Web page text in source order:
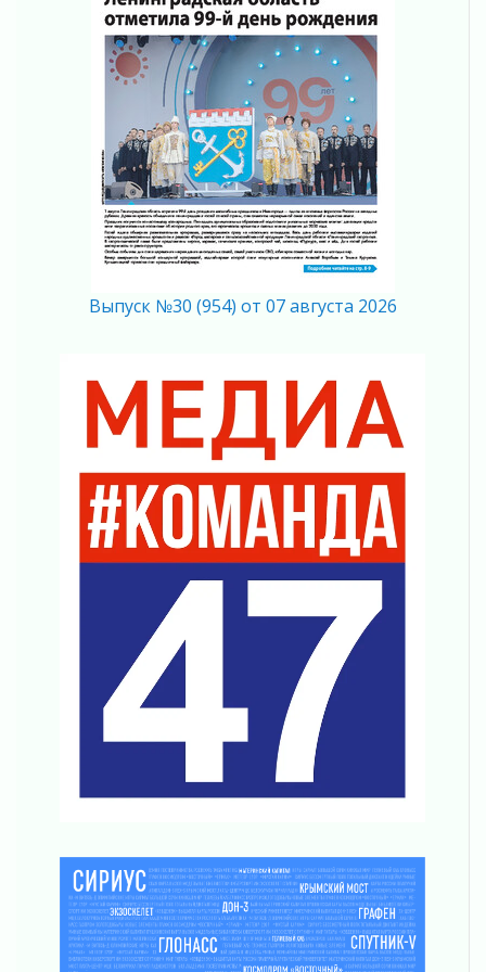
04 августа 2026
Полумрак бьёт по карману
04 августа 2026
Вниманию автомобилистов!
Память, сталь и музыка
04 августа 2026
Регион готовится к выборам
04 августа 2026
Никакого принуждения, только письменное
согласие
Без риска для здоровья и кошелька
Важная информация
04 августа 2026
Что делать со сбережениями
04 августа 2026
Награды нашли строителей
03 августа 2026
Ленобласть повышает производительность
труда в ЖКХ
Поддержка волонтерских объединений
Ладожский мост полностью закроют на два
03 августа 2026
Музеи Ленобласти обновляют пространства
Новая площадка: 2027
рассчитывать на доплату от региона
03 августа 2026
За сутки в Ленинградской области
ликвидировали 10 пожаров
03 августа 2026
Выпуск №30 (954) от 07 августа 2026